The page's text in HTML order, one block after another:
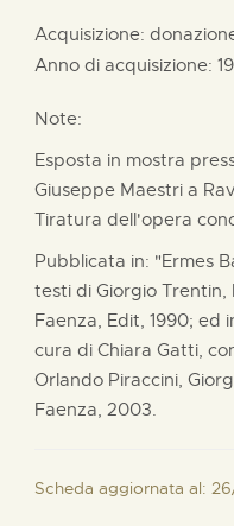
Acquisizione:
Anno di acquisizione:
Note:
Esposta in mostra
Giuseppe Maestri a
Tiratura dell'opera
Pubblicata in: "Ermes
testi di Giorgio Trentin,
Faenza, Edit, 1990; ed
cura di Chiara Gatti,
Orlando Piraccini,
Faenza, 2003.
Scheda aggiornata al: